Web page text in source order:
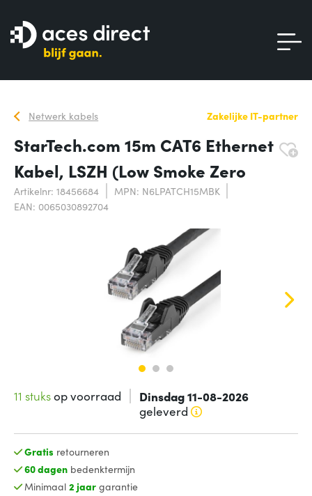
Netwerk kabels Zakelijke IT-partner
StarTech.com 15m CAT6 Ethernet
Kabel, LSZH (Low Smoke Zero
Artikelnr: 18456684
MPN: N6LPATCH15MBK
EAN: 0065030892704
11 stuksop voorraad Dinsdag 11-08-2026
geleverd
Gratis retourneren
60 dagenbedenktermijn
Minimaal 2 jaargarantie